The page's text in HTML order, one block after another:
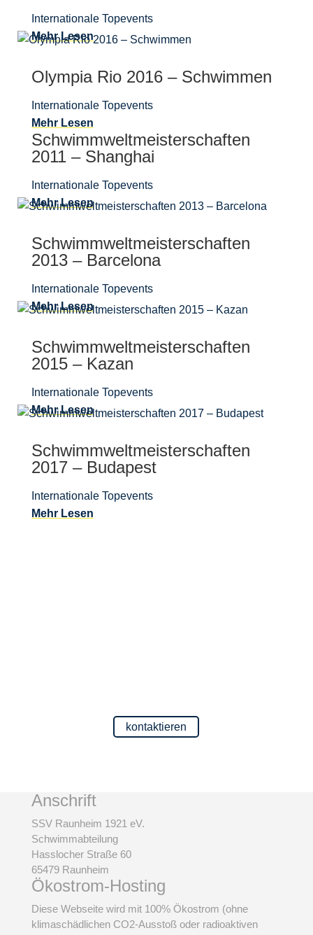
Internationale Topevents
Mehr Lesen
Olympia Rio 2016 – Schwimmen
Internationale Topevents
Mehr Lesen
Schwimmweltmeisterschaften
2011 – Shanghai
Internationale Topevents
Mehr Lesen
Schwimmweltmeisterschaften
2013 – Barcelona
Internationale Topevents
Mehr Lesen
Schwimmweltmeisterschaften
2015 – Kazan
Internationale Topevents
Mehr Lesen
Schwimmweltmeisterschaften
2017 – Budapest
Internationale Topevents
Mehr Lesen
kontaktieren
Anschrift
SSV Raunheim 1921 eV.
Schwimmabteilung
Hasslocher Straße 60
65479 Raunheim
Ökostrom-Hosting
Diese Webseite wird mit 100% Ökostrom (ohne
klimaschädlichen CO2-Ausstoß oder radioaktiven